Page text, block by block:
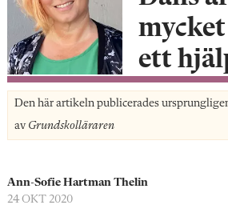
d
a
n
i
d
a
n
ett
Den här artikeln publicerades
av Grundskolläraren
Ann-Sofie Hartman Thelin
24 OKT 2020